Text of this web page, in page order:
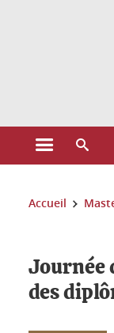
Ouvrir le
Vous êtes ici :
Accueil
Journée
des